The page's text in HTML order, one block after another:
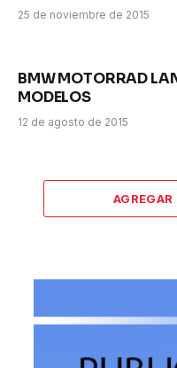
25 de noviembre de 2015
BMW MOTORRAD
MODELOS
12 de agosto de 2015